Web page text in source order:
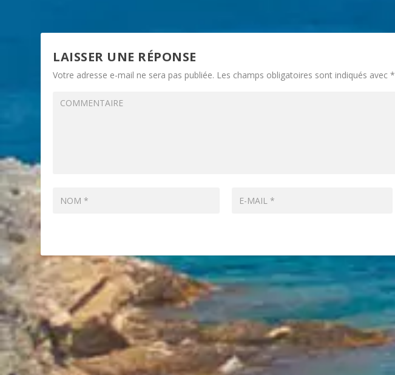
LAISSER UNE RÉPONSE
Votre adresse e-mail ne sera pas publiée. Les champs obligatoires sont indiqués avec*